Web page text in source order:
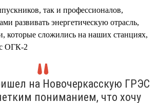
так и профессионалов,
развивать энергетическую отрасль,
которые сложились на наших станциях,
ОГК-2
на Новочеркасскую ГРЭС
пониманием, что хочу